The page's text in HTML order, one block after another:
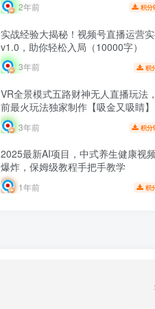
2年前 积分
实战经验大揭秘！视频号直播运营
v1.0，助你轻松入局（10000字）
3年前 积
VR全景模式五路财神无人直播玩法
前最火玩法独家制作【吸金又吸睛】
3年前 积分
2025最新AI项目，中式养生健康视
爆炸，保姆级教程手把手教学
1年前 积